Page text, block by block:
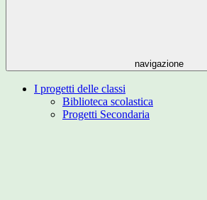
navigazione
I progetti delle classi
Biblioteca scolastica
Progetti Secondaria